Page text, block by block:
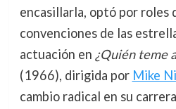
encasillarla, optó por roles
convenciones de las
actuación en ¿Quién teme
(1966), dirigida por Mike
cambio radical en su